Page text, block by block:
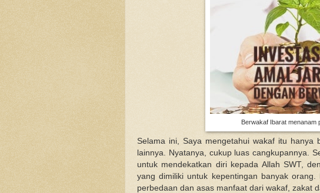
Berwakaf Ibarat menanam
Selama ini, Saya mengetahui wakaf itu hanya
lainnya. Nyatanya, cukup luas cangkupannya.
untuk mendekatkan diri kepada Allah SWT,
yang dimiliki untuk kepentingan banyak
perbedaan dan asas manfaat dari wakaf, zakat